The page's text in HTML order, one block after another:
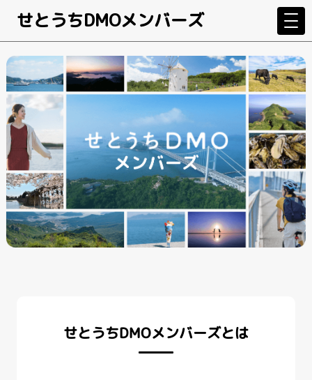
せとうちDMOメンバーズ
せとうちDMOメンバーズとは